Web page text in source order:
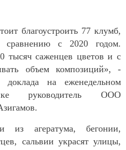
благоустроить 77 клумб,
с 2020 годом.
тысяч саженцев цветов и с
объем композиций», -
на еженедельном
руководитель ООО
из агератума, бегонии,
сальвии украсят улицы,